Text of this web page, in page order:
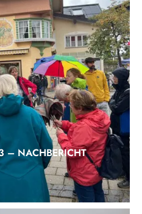
– NACHBERICHT